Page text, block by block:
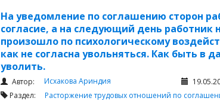
На уведомление по соглашению сторон
согласие, а на следующий день работник
произошло по психологическому
как не согласна увольняться. Как быть в
уволить.
Автор: Исхакова Ариндия
Раздел: Расторжение трудовых отношений по